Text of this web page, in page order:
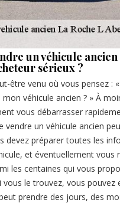
un véhicule ancien
sérieux ?
être venu où vous pensez : «
véhicule ancien ? » À
vous débarrasser
vendre un véhicule ancien
devez préparer toutes les
et éventuellement vous
les centaines qui vous
vous le trouvez, vous pouvez
prendre des jours, des